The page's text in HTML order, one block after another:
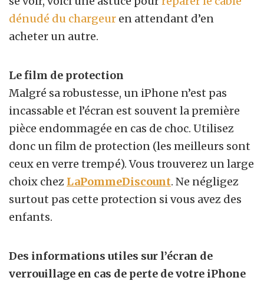
dénudé du chargeur en attendant d’en
acheter un autre.
Le film de protection
Malgré sa robustesse, un iPhone n’est pas
incassable et l’écran est souvent la première
pièce endommagée en cas de choc. Utilisez
donc un film de protection (les meilleurs sont
ceux en verre trempé). Vous trouverez un large
choix chez LaPommeDiscount. Ne négligez
surtout pas cette protection si vous avez des
enfants.
Des informations utiles sur l’écran de
verrouillage en cas de perte de votre iPhone